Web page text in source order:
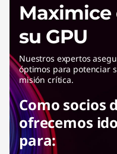
Maximice
su GPU
Nuestros expertos
óptimos para potenciar
misión crítica.
Como socios
ofrecemos
para: